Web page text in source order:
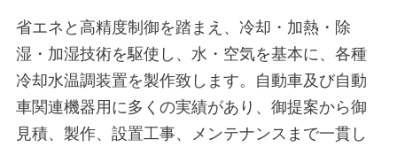
省エネと高精度制御を踏まえ、冷却・加熱・除
湿・加湿技術を駆使し、水・空気を基本に、各種
冷却水温調装置を製作致します。自動車及び自動
車関連機器用に多くの実績があり、御提案から御
見積、製作、設置工事、メンテナンスまで一貫し